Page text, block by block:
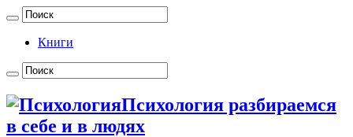
Книги
Психология разбираемся
в себе и в людях